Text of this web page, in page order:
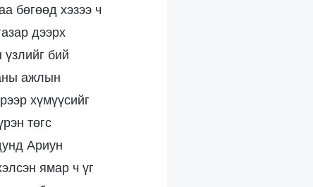
бөгөөд хэзээ ч
дээрх
бий
ажлын
хүмүүсийг
төгс
Ариун
ямар ч үг